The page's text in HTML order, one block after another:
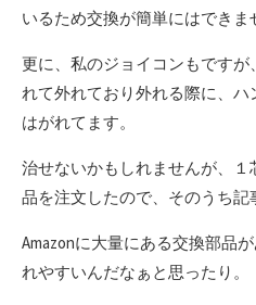
いるため交換が簡単にはできま
更に、私のジョイコンもです
れて外れており外れる際に、
はがれてます。
治せないかもしれませんが、
品を注文したので、そのうち記
Amazonに大量にある交換部品
れやすいんだなぁと思ったり。